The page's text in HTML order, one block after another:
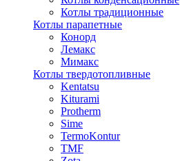
Котлы традиционные
Котлы парапетные
Конорд
Лемакс
Мимакс
Котлы твердотопливные
Kentatsu
Kiturami
Protherm
Sime
TermoKontur
TMF